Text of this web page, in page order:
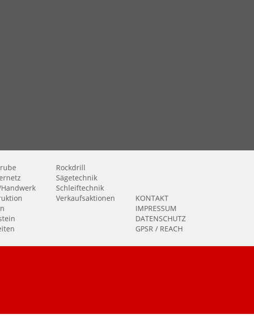
Rockdrill
Sägetechnik
Schleiftechnik
Verkaufsaktionen
KONTAKT
IMPRESSUM
DATENSCHUTZ
GPSR / REACH